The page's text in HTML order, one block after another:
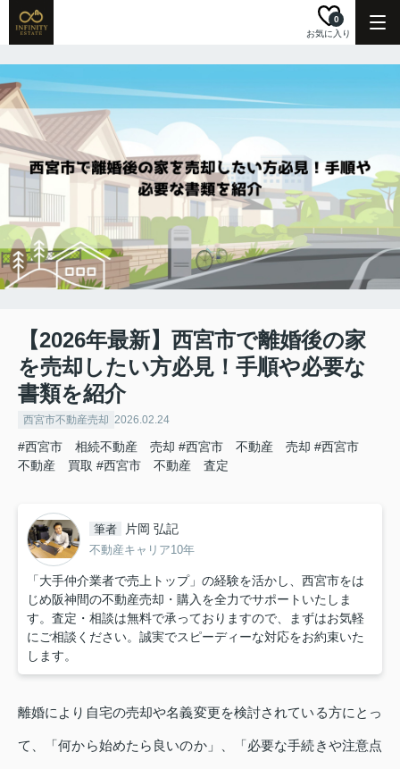
お気に入り
0
【2026年最新】西宮市で離婚後の家
を売却したい方必見！手順や必要な
書類を紹介
西宮市不動産売却 2026.02.24
#西宮市 相続不動産 売却 #西宮市 不動産 売却 #西宮市
不動産 買取 #西宮市 不動産 査定
筆者 片岡 弘記
不動産キャリア10年
「大手仲介業者で売上トップ」の経験を活かし、西宮市をは
じめ阪神間の不動産売却・購入を全力でサポートいたしま
す。査定・相談は無料で承っておりますので、まずはお気軽
にご相談ください。誠実でスピーディーな対応をお約束いた
します。
離婚により自宅の売却や名義変更を検討されている方にとっ
て、「何から始めたら良いのか」、「必要な手続きや注意点